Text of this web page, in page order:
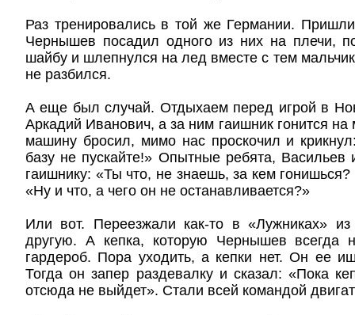
Раз тренировались в той же Германии.
Чернышев посадил одного из них на плечи,
шайбу и шлепнулся на лед вместе с тем
не разбился.
А еще был случай. Отдыхаем перед игрой в
Аркадий Иванович, а за ним гаишник гонится
машину бросил, мимо нас проскочил и
базу не пускайте!» Опытные ребята,
гаишнику: «Ты что, не знаешь, за кем
«Ну и что, а чего он не останавливается?»
Или вот. Переезжали как-то в «Лужниках»
другую. А кепка, которую Чернышев всегда
гардероб. Пора уходить, а кепки нет. Он ее
Тогда он запер раздевалку и сказал: «Пока
отсюда не выйдет». Стали всей командой